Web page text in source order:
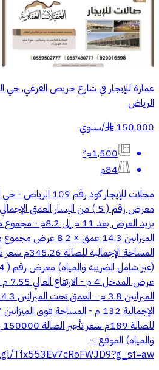
عمارة للإيجار في شارع خريص الفرعي, حي
الرياض
150,000
§
/سنوي
1,500م²
84م
محلات للإيجار كود
والمياه) الموقع :-
Tfx553Ev7cRoFWJD9?g_st=aw